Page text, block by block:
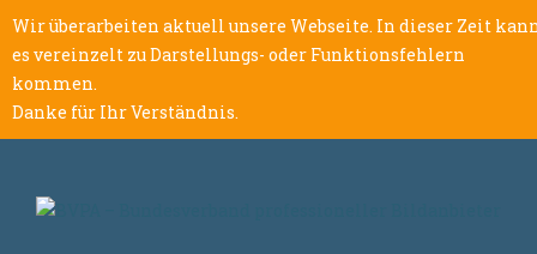
Wir überarbeiten aktuell unsere Webseite. In dieser Zeit
es vereinzelt zu Darstellungs- oder Funktionsfehlern
kommen.
Danke für Ihr Verständnis.